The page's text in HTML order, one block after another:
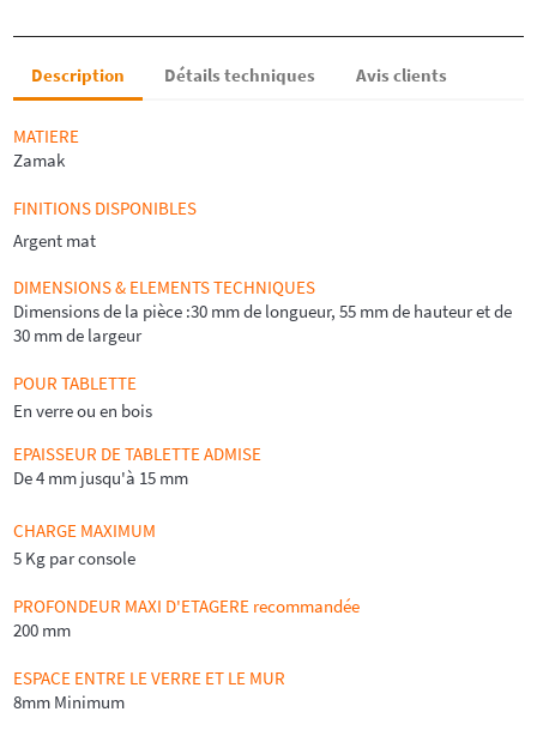
Description Détails techniques Avis clients
MATIERE
Zamak
FINITIONS DISPONIBLES
Argent mat
DIMENSIONS & ELEMENTS TECHNIQUES
Dimensions de la pièce :30 mm de longueur, 55 mm de hauteur et de
30 mm de largeur
POUR TABLETTE
En verre ou en bois
EPAISSEUR DE TABLETTE ADMISE
De 4 mm jusqu'à 15 mm
CHARGE MAXIMUM
5 Kg par console
PROFONDEUR MAXI D'ETAGERE recommandée
200 mm
ESPACE ENTRE LE VERRE ET LE MUR
8mm Minimum